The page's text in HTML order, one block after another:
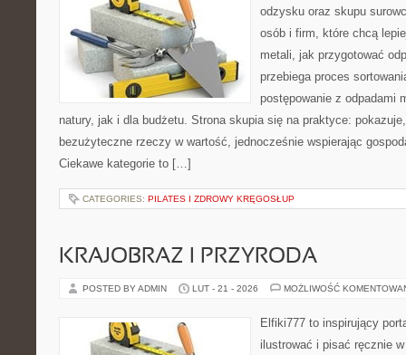
odzysku oraz skupu
osób i firm, które chcą
metali, jak przygotować
przebiega proces
postępowanie z odpadami
natury, jak i dla budżetu. Strona skupia się na praktyce:
bezużyteczne rzeczy w wartość, jednocześnie wspierając
Ciekawe kategorie to […]
CATEGORIES: PILATES I ZDROWY KRĘGOSŁUP
KRAJOBRAZ I PRZYRODA
POSTED BY ADMIN LUT - 21 - 2026 MOŻLIWOŚĆ
Elfiki777 to inspirujący
ilustrować i pisać ręcznie